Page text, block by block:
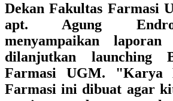
Dekan Fakultas Farmasi
apt. Agung
menyampaikan
dilanjutkan launching
Farmasi UGM. "Karya
Farmasi ini dibuat agar